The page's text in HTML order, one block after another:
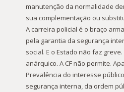
manutenção da normalidade
sua complementação ou
A carreira policial é o braço
pela garantia da segurança
social. E o Estado não faz
anárquico. A CF não permite.
Prevalência do interesse
segurança interna, da ordem